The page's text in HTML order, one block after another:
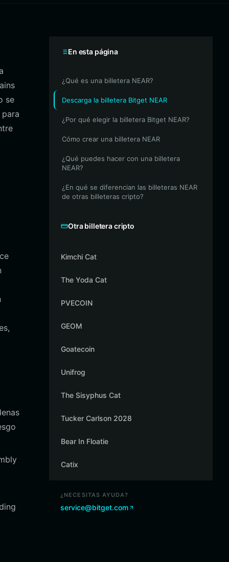
se
En esta página
¿Qué es una billetera NEAR?
Descarga la billetera Bitget NEAR
¿Por qué elegir la billetera Bitget NEAR?
Cómo crear una billetera NEAR
¿Qué puedes hacer con una billetera
NEAR?
¿En qué se diferencian las billeteras NEAR
de otras billeteras cripto?
Otra billetera cripto
Kimchi Cat
The Yoda Cat
PVECOIN
GEOM
Goatecoin
Unifrog
The Sisyphus Cat
Tucker Carlson 2028
Bear In Floatie
Catix
¿NECESITAS AYUDA?
service@bitget.com